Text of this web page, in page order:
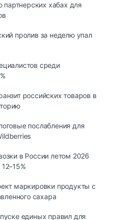
хабах для
пролив за неделю упал
среди
российских товаров в
послабления для
в России летом 2026
маркировки продукты с
сахара
единых правил для